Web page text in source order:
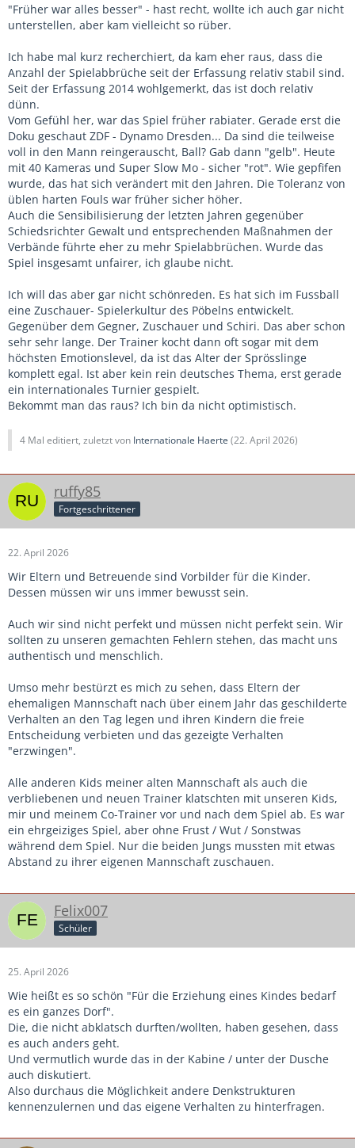
"Früher war alles besser" - hast recht, wollte ich auch gar nicht
unterstellen, aber kam vielleicht so rüber.
Ich habe mal kurz recherchiert, da kam eher raus, dass die
Anzahl der Spielabbrüche seit der Erfassung relativ stabil sind.
Seit der Erfassung 2014 wohlgemerkt, das ist doch relativ
dünn.
Vom Gefühl her, war das Spiel früher rabiater. Gerade erst die
Doku geschaut ZDF - Dynamo Dresden... Da sind die teilweise
voll in den Mann reingerauscht, Ball? Gab dann "gelb". Heute
mit 40 Kameras und Super Slow Mo - sicher "rot". Wie gepfifen
wurde, das hat sich verändert mit den Jahren. Die Toleranz von
üblen harten Fouls war früher sicher höher.
Auch die Sensibilisierung der letzten Jahren gegenüber
Schiedsrichter Gewalt und entsprechenden Maßnahmen der
Verbände führte eher zu mehr Spielabbrüchen. Wurde das
Spiel insgesamt unfairer, ich glaube nicht.
Ich will das aber gar nicht schönreden. Es hat sich im Fussball
eine Zuschauer- Spielerkultur des Pöbelns entwickelt.
Gegenüber dem Gegner, Zuschauer und Schiri. Das aber schon
sehr sehr lange. Der Trainer kocht dann oft sogar mit dem
höchsten Emotionslevel, da ist das Alter der Sprösslinge
komplett egal. Ist aber kein rein deutsches Thema, erst gerade
ein internationales Turnier gespielt.
Bekommt man das raus? Ich bin da nicht optimistisch.
4 Mal editiert, zuletzt von Internationale Haerte (22. April 2026)
ruffy85
Fortgeschrittener
22. April 2026
Wir Eltern und Betreuende sind Vorbilder für die Kinder.
Dessen müssen wir uns immer bewusst sein.
Auch wir sind nicht perfekt und müssen nicht perfekt sein. Wir
sollten zu unseren gemachten Fehlern stehen, das macht uns
authentisch und menschlich.
Umso mehr bestürzt es mich zu sehen, dass Eltern der
ehemaligen Mannschaft nach über einem Jahr das geschilderte
Verhalten an den Tag legen und ihren Kindern die freie
Entscheidung verbieten und das gezeigte Verhalten
"erzwingen".
Alle anderen Kids meiner alten Mannschaft als auch die
verbliebenen und neuen Trainer klatschten mit unseren Kids,
mir und meinem Co-Trainer vor und nach dem Spiel ab. Es war
ein ehrgeiziges Spiel, aber ohne Frust / Wut / Sonstwas
während dem Spiel. Nur die beiden Jungs mussten mit etwas
Abstand zu ihrer eigenen Mannschaft zuschauen.
Felix007
Schüler
25. April 2026
Wie heißt es so schön "Für die Erziehung eines Kindes bedarf
es ein ganzes Dorf".
Die, die nicht abklatsch durften/wollten, haben gesehen, dass
es auch anders geht.
Und vermutlich wurde das in der Kabine / unter der Dusche
auch diskutiert.
Also durchaus die Möglichkeit andere Denkstrukturen
kennenzulernen und das eigene Verhalten zu hinterfragen.